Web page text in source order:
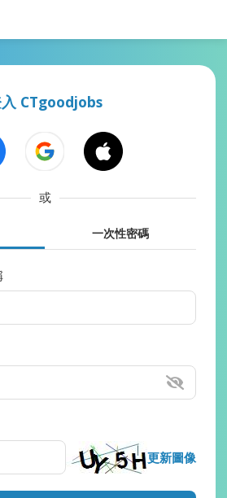
CTgoodjobs
或
一次性密碼
更新圖像